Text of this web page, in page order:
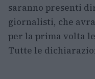
saranno presenti
giornalisti, che
per la prima volta
Tutte le